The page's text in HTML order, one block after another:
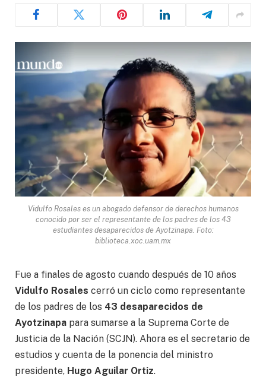
Vidulfo Rosales es un abogado defensor de derechos humanos
conocido por ser el representante de los padres de los 43
estudiantes desaparecidos de Ayotzinapa. Foto:
biblioteca.xoc.uam.mx
Fue a finales de agosto cuando después de 10 años
Vidulfo Rosales cerró un ciclo como representante
de los padres de los 43 desaparecidos de
Ayotzinapa para sumarse a la Suprema Corte de
Justicia de la Nación (SCJN). Ahora es el secretario de
estudios y cuenta de la ponencia del ministro
presidente, Hugo Aguilar Ortiz.